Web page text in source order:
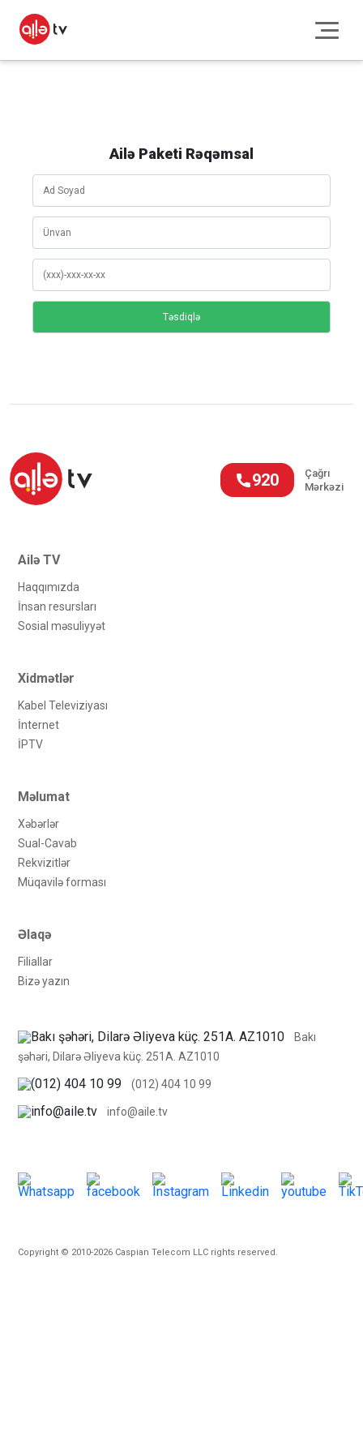
Ailə Paketi Rəqəmsal
920
Çağrı
Mərkəzi
Ailə TV
Haqqımızda
İnsan resursları
Sosial məsuliyyət
Xidmətlər
Kabel Televiziyası
İnternet
İРTV
Məlumat
Xəbərlər
Sual-Cavab
Rekvizitlər
Müqavilə forması
Əlaqə
Filiallar
Bizə yazın
Bakı
şəhəri, Dilarə Əliyeva küç. 251A. AZ1010
(012) 404 10 99
info@aile.tv
Copyright © 2010-2026 Caspian Telecom LLC rights reserved.